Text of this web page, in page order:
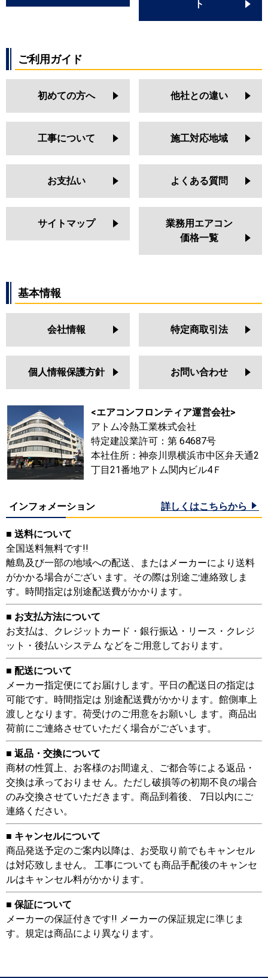
ト
ご利用ガイド
初めての方へ 他社との違い
工事について 施工対応地域
お支払い よくある質問
サイトマップ
業務用エアコン
価格一覧
基本情報
会社情報 特定商取引法
個人情報保護方針 お問い合わせ
<エアコンフロンティア運営会社>
アトム冷熱工業株式会社
特定建設業許可：第 64687号
本社住所：神奈川県横浜市中区弁天通2
丁目21番地アトム関内ビル4Ｆ
インフォメーション 詳しくはこちらから
■ 送料について
全国送料無料です!!
離島及び一部の地域への配送、またはメーカーにより送料
がかかる場合がござい ます。その際は別途ご連絡致しま
す。時間指定は別途配送費がかかります。
■ お支払方法について
お支払は、クレジットカード・銀行振込・リース・クレジ
ット・後払いシステム などをご用意しております。
■ 配送について
メーカー指定便にてお届けします。平日の配送日の指定は
可能です。時間指定は 別途配送費がかかります。館側車上
渡しとなります。荷受けのご用意をお願いし ます。商品出
荷前にご連絡させていただく場合がございます。
■ 返品・交換について
商材の性質上、お客様のお間違え、ご都合等による返品・
交換は承っておりませ ん。ただし破損等の初期不良の場合
のみ交換させていただきます。商品到着後、 7日以内にご
連絡ください。
■ キャンセルについて
商品発送予定のご案内以降は、お受取り前でもキャンセル
は対応致しません。 工事についても商品手配後のキャンセ
ルはキャンセル料がかかります。
■ 保証について
メーカーの保証付きです!! メーカーの保証規定に準じま
す。規定は商品により異なります。